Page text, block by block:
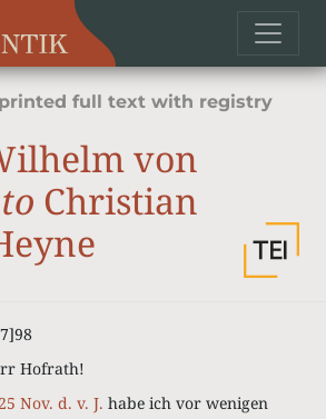
full text with registry
von
to Christian
Hofrath!
Nov. d. v. J. habe ich vor wenigen